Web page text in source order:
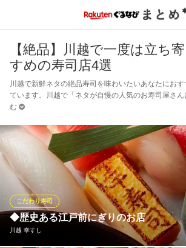
【絶品】川越で一度は立ち
すめの寿司店4選
川越で新鮮ネタの絶品寿司を味わいたいあなたにお
ています。川越で「ネタが自慢の人気のお寿司屋さん
む
◆歴史ある江戸前にぎりのお店
川越 幸すし
こだわり寿司